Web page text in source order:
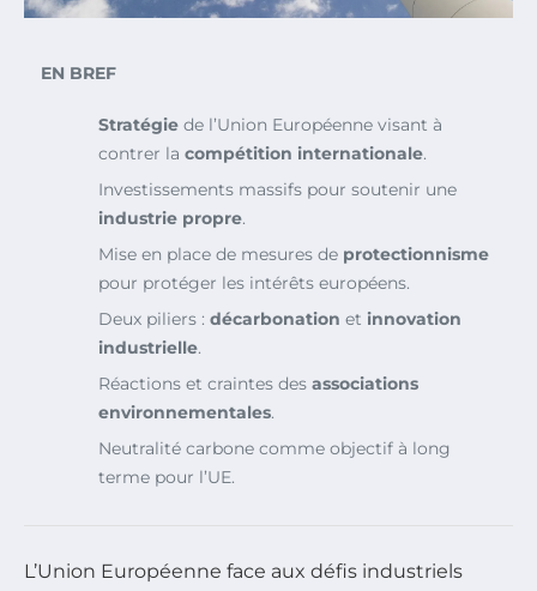
EN BREF
Stratégie de l’Union Européenne visant à
contrer la compétition internationale.
Investissements massifs pour soutenir une
industrie propre.
Mise en place de mesures de protectionnisme
pour protéger les intérêts européens.
Deux piliers : décarbonation et innovation
industrielle.
Réactions et craintes des associations
environnementales.
Neutralité carbone comme objectif à long
terme pour l’UE.
L’Union Européenne face aux défis industriels